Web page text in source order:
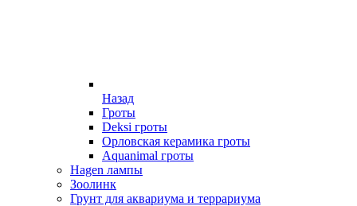
Назад
Гроты
Deksi гроты
Орловская керамика гроты
Aquanimal гроты
Hagen лампы
Зоолинк
Грунт для аквариума и террариума